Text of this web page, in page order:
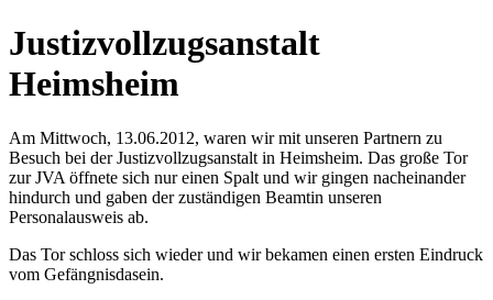
Justizvollzugsanstalt
Heimsheim
Am Mittwoch, 13.06.2012, waren wir mit unseren Partnern zu
Besuch bei der Justizvollzugsanstalt in Heimsheim. Das große Tor
zur JVA öffnete sich nur einen Spalt und wir gingen nacheinander
hindurch und gaben der zuständigen Beamtin unseren
Personalausweis ab.
Das Tor schloss sich wieder und wir bekamen einen ersten Eindruck
vom Gefängnisdasein.